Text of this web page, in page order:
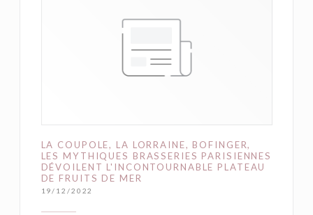
LA COUPOLE, LA LORRAINE, BOFINGER,
LES MYTHIQUES BRASSERIES PARISIENNES
DÉVOILENT L'INCONTOURNABLE PLATEAU
DE FRUITS DE MER
19/12/2022